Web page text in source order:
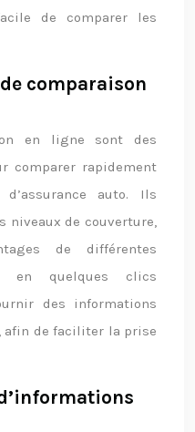
de comparer les
comparaison
en ligne sont des
comparer rapidement
auto. Ils
niveaux de couverture,
de différentes
en quelques clics
des informations
afin de faciliter la prise